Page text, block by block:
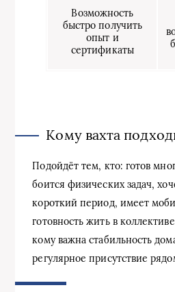
Возможность
быстро получить
опыт и
сертификаты
Кому вахта
Подойдёт тем, кто: готов
боится физических задач,
короткий период, имеет
готовность жить в
кому важна стабильность
регулярное присутствие